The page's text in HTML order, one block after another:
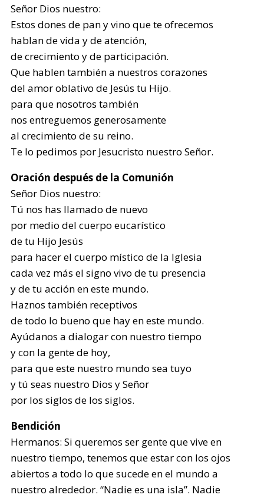
Señor Dios nuestro:
Estos dones de pan y vino que te ofrecemos
hablan de vida y de atención,
de crecimiento y de participación.
Que hablen también a nuestros corazones
del amor oblativo de Jesús tu Hijo.
para que nosotros también
nos entreguemos generosamente
al crecimiento de su reino.
Te lo pedimos por Jesucristo nuestro Señor.
Oración después de la Comunión
Señor Dios nuestro:
Tú nos has llamado de nuevo
por medio del cuerpo eucarístico
de tu Hijo Jesús
para hacer el cuerpo místico de la Iglesia
cada vez más el signo vivo de tu presencia
y de tu acción en este mundo.
Haznos también receptivos
de todo lo bueno que hay en este mundo.
Ayúdanos a dialogar con nuestro tiempo
y con la gente de hoy,
para que este nuestro mundo sea tuyo
y tú seas nuestro Dios y Señor
por los siglos de los siglos.
Bendición
Hermanos: Si queremos ser gente que vive en
nuestro tiempo, tenemos que estar con los ojos
abiertos a todo lo que sucede en el mundo a
nuestro alrededor. “Nadie es una isla”. Nadie